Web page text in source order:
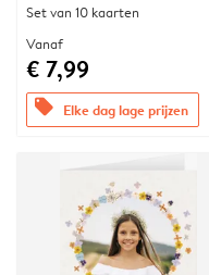
Set van 10 kaarten
Vanaf
€ 7,99
offers Elke dag lage prijzen